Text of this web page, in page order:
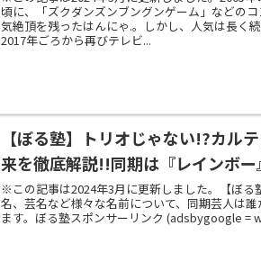
頃に、「ズクダンズンブングンゲーム」などの
気絶頂を残ったはんにゃ.。しかし、人気は長く続
2017年ごろから再びテレビ...
【ぼる塾】トリオじゃない!?カル
来を徹底解説!!同期は『レインボー
※この記事は2024年3月に更新しました。【ぼる
名、芸名など様々な名前について、同期芸人は
ます。ぼる塾スポンサーリンク (adsbygoogle =